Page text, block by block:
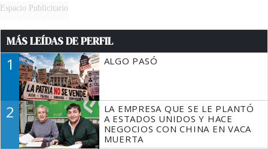
Espacio Publicitario
MÁS LEÍDAS DE PERFIL
1 ALGO PASÓ
2
LA EMPRESA QUE SE LE PLANTÓ
A ESTADOS UNIDOS Y HACE
NEGOCIOS CON CHINA EN VACA
MUERTA